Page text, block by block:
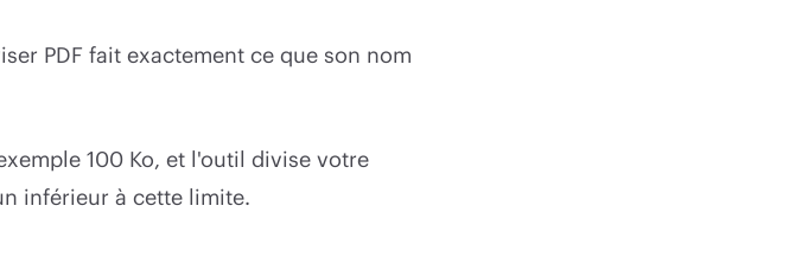
PDF fait exactement ce que son nom
100 Ko, et l'outil divise votre
inférieur à cette limite.